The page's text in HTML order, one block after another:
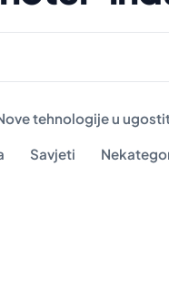
tehnologije u
Savjeti